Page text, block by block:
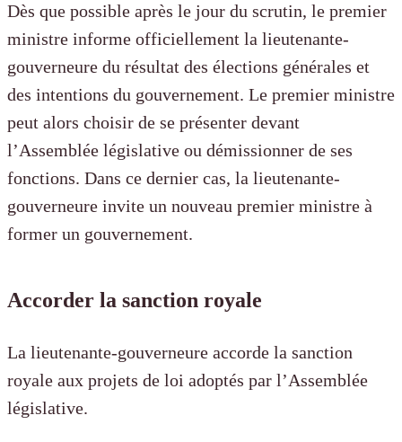
Dès que possible après le jour du scrutin, le premier
ministre informe officiellement la lieutenante-
gouverneure du résultat des élections générales et
des intentions du gouvernement. Le premier ministre
peut alors choisir de se présenter devant
l’Assemblée législative ou démissionner de ses
fonctions. Dans ce dernier cas, la lieutenante-
gouverneure invite un nouveau premier ministre à
former un gouvernement.
Accorder la sanction royale
La lieutenante-gouverneure accorde la sanction
royale aux projets de loi adoptés par l’Assemblée
législative.